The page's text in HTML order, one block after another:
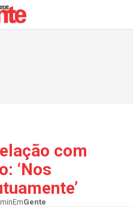
com
‘Nos
EmGente